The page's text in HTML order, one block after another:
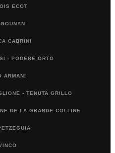
ECOT
CABRINI
- PODERE ORTO
ARMANI
- TENUTA GRILLO
DE LA GRANDE COLLINE